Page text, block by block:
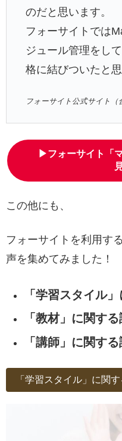
のだと思います。
フォーサイトでは
ジュール管理をし
格に結びついたと思
フォーサイト公式サイト
▶フォーサイト「
この他にも、
フォーサイトを利用す
声を集めてみました！
「学習スタイル
「教材」に関する
「講師」に関する
「学習スタイル」に関